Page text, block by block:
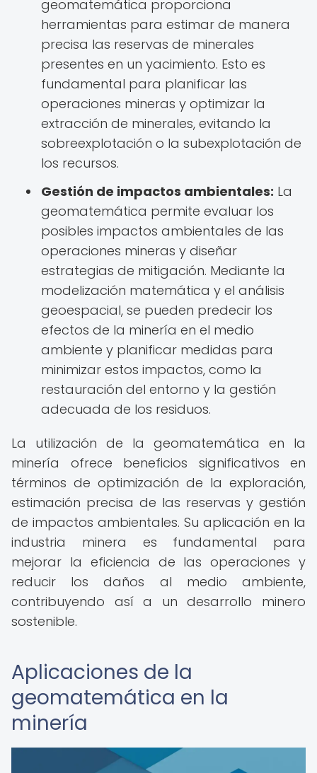
geomatemática proporciona
herramientas para estimar de manera
precisa las reservas de minerales
presentes en un yacimiento. Esto es
fundamental para planificar las
operaciones mineras y optimizar la
extracción de minerales, evitando la
sobreexplotación o la subexplotación de
los recursos.
Gestión de impactos ambientales: La
geomatemática permite evaluar los
posibles impactos ambientales de las
operaciones mineras y diseñar
estrategias de mitigación. Mediante la
modelización matemática y el análisis
geoespacial, se pueden predecir los
efectos de la minería en el medio
ambiente y planificar medidas para
minimizar estos impactos, como la
restauración del entorno y la gestión
adecuada de los residuos.
La utilización de la geomatemática en la
minería ofrece beneficios significativos en
términos de optimización de la exploración,
estimación precisa de las reservas y gestión
de impactos ambientales. Su aplicación en la
industria minera es fundamental para
mejorar la eficiencia de las operaciones y
reducir los daños al medio ambiente,
contribuyendo así a un desarrollo minero
sostenible.
Aplicaciones de la
geomatemática en la
minería